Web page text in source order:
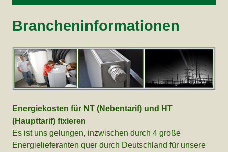
Brancheninformationen
Energiekosten für NT (Nebentarif) und HT
(Haupttarif) fixieren
Es ist uns gelungen, inzwischen durch 4 große
Energielieferanten quer durch Deutschland für unsere